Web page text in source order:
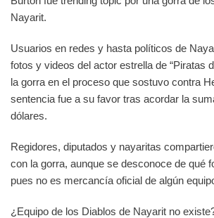
Nayarit.
Usuarios en redes y hasta políticos de
fotos y videos del actor estrella de “Piratas
la gorra en el proceso que sostuvo contra
sentencia fue a su favor tras acordar la
dólares.
Regidores, diputados y nayaritas
con la gorra, aunque se desconoce de qué
pues no es mercancía oficial de algún
¿Equipo de los Diablos de Nayarit no